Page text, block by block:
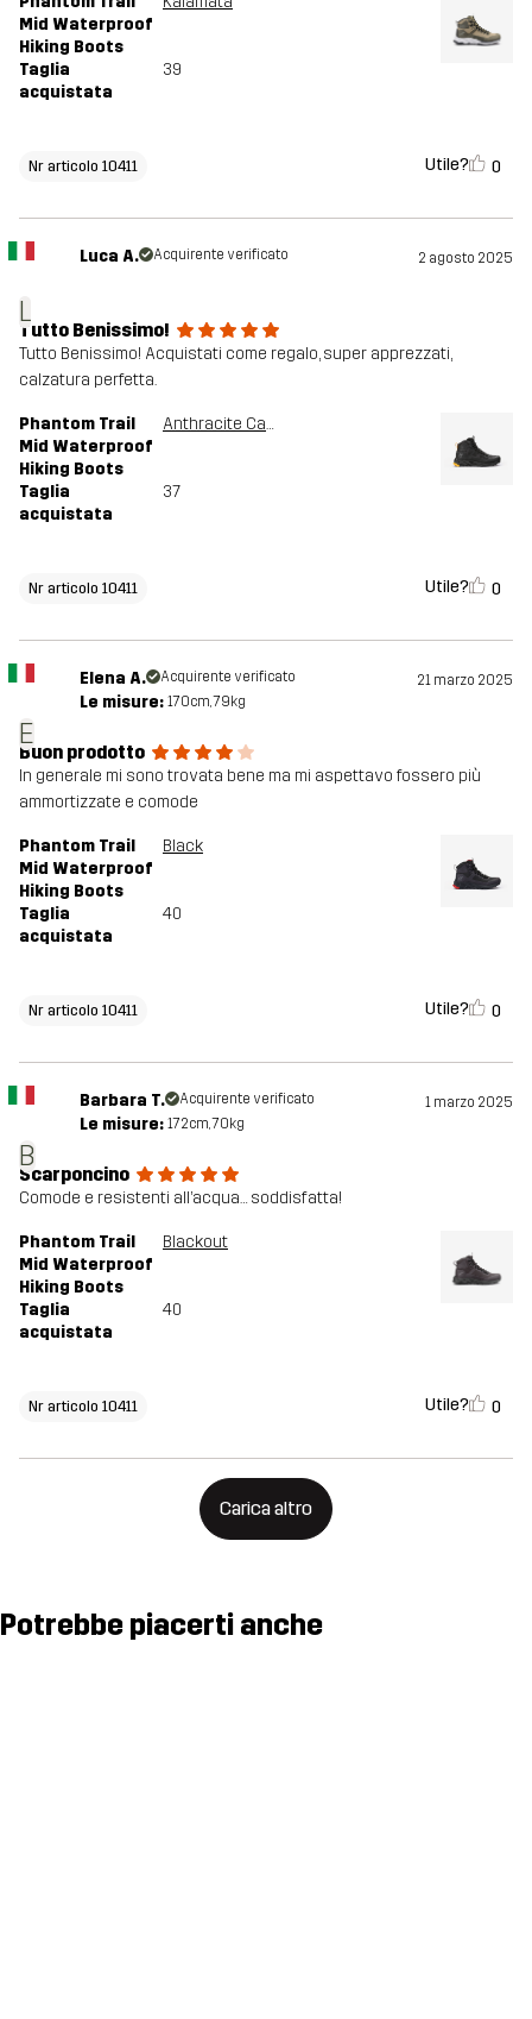
Mid Waterproof
Hiking Boots
Taglia
acquistata
39
Nr articolo 10411 Utile? 0
L
Luca A. Acquirente verificato 2 agosto 2025
Tutto Benissimo!
Tutto Benissimo! Acquistati come regalo, super apprezzati,
calzatura perfetta.
Phantom Trail
Mid Waterproof
Hiking Boots
Anthracite Camo
Taglia
acquistata
37
Nr articolo 10411 Utile? 0
E
Elena A. Acquirente verificato 21 marzo 2025
Le misure: 170cm, 79kg
Buon prodotto
In generale mi sono trovata bene ma mi aspettavo fossero più
ammortizzate e comode
Phantom Trail
Mid Waterproof
Hiking Boots
Black
Taglia
acquistata
40
Nr articolo 10411 Utile? 0
B
Barbara T. Acquirente verificato 1 marzo 2025
Le misure: 172cm, 70kg
Scarponcino
Comode e resistenti all’acqua… soddisfatta!
Phantom Trail
Mid Waterproof
Hiking Boots
Blackout
Taglia
acquistata
40
Nr articolo 10411 Utile? 0
Carica altro
Potrebbe piacerti anche